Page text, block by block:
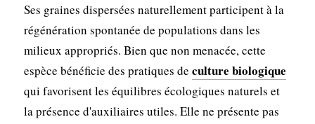
Ses graines dispersées naturellement participent à la
régénération spontanée de populations dans les
milieux appropriés. Bien que non menacée, cette
espèce bénéficie des pratiques de culture biologique
qui favorisent les équilibres écologiques naturels et
la présence d'auxiliaires utiles. Elle ne présente pas